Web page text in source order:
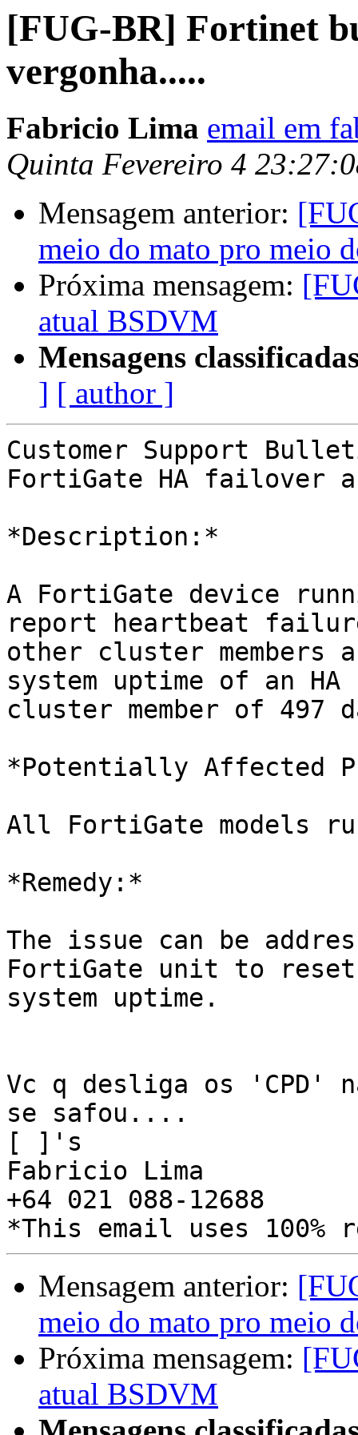
[FUG-BR] Fortinet
vergonha.....
Fabricio Lima email em
Quinta Fevereiro 4
Mensagem anterior:
meio do mato pro meio
Próxima mensagem:
atual BSDVM
Mensagens
] [ author ]
Customer Support
FortiGate HA failover
*Description:*
A FortiGate device
report heartbeat
other cluster members
system uptime of an HA
cluster member of 497
*Potentially Affected
All FortiGate models
*Remedy:*
The issue can be
FortiGate unit to
system uptime.
Vc q desliga os 'CPD'
se safou....
[ ]'s
Fabricio Lima
+64 021 088-12688
Mensagem anterior:
meio do mato pro meio
Próxima mensagem:
atual BSDVM